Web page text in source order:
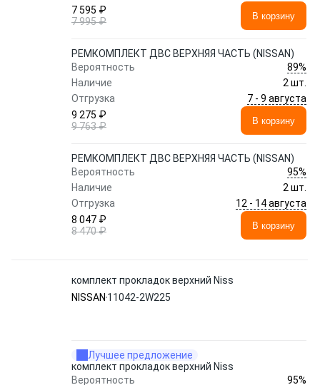
7 595 ₽
7 995 ₽
В корзину
РЕМКОМПЛЕКТ ДВС ВЕРХНЯЯ ЧАСТЬ (NISSAN)
Вероятность
89%
Наличие
2 шт.
Отгрузка
7 - 9 августа
9 275 ₽
9 763 ₽
В корзину
РЕМКОМПЛЕКТ ДВС ВЕРХНЯЯ ЧАСТЬ (NISSAN)
Вероятность
95%
Наличие
2 шт.
Отгрузка
12 - 14 августа
8 047 ₽
8 470 ₽
В корзину
комплект прокладок верхний Niss
NISSAN 11042-2W225
Лучшее предложение
комплект прокладок верхний Niss
Вероятность
95%